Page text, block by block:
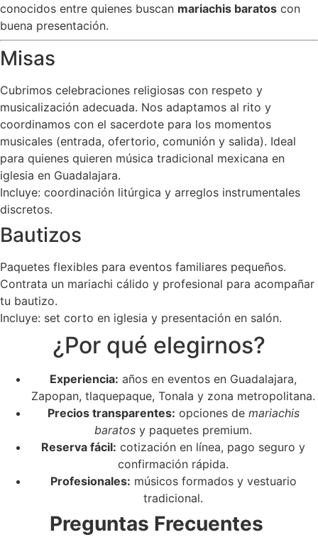
conocidos entre quienes buscan mariachis baratos con
buena presentación.
Misas
Cubrimos celebraciones religiosas con respeto y
musicalización adecuada. Nos adaptamos al rito y
coordinamos con el sacerdote para los momentos
musicales (entrada, ofertorio, comunión y salida). Ideal
para quienes quieren música tradicional mexicana en
iglesia en Guadalajara.
Incluye: coordinación litúrgica y arreglos instrumentales
discretos.
Bautizos
Paquetes flexibles para eventos familiares pequeños.
Contrata un mariachi cálido y profesional para acompañar
tu bautizo.
Incluye: set corto en iglesia y presentación en salón.
¿Por qué elegirnos?
Experiencia: años en eventos en Guadalajara,
Zapopan, tlaquepaque, Tonala y zona metropolitana.
Precios transparentes: opciones de mariachis
baratos y paquetes premium.
Reserva fácil: cotización en línea, pago seguro y
confirmación rápida.
Profesionales: músicos formados y vestuario
tradicional.
Preguntas Frecuentes